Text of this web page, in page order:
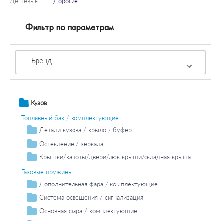
Фильтр по параметрам
Бренд
Кузов
Топливный бак / комплектующие
Детали кузова / крыло / буфер
Продольная / поперечная балка
Колесная ниша
Накладки порога / двери
Боковина
Остекление / зеркала
Зеркала
Крышки/капоты/двери/люк крыши/складная крыша
Двери / комплектующие
Газовые пружины
Дополнительная фара / комплектующие
Противотуманная фара / комплектующие
Противотуманная фара лампа накаливания
Фара дальнего света / комплектующие
Система освещения / сигнализация
Задний фонарь / комплектующие
Основная фара / комплектующие